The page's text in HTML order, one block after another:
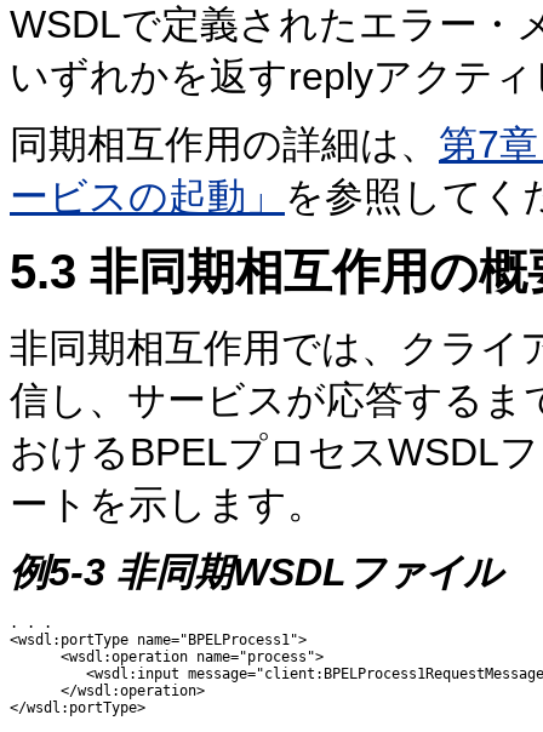
WSDLで定義されたエラー・
いずれかを返すreplyアクテ
同期相互作用の詳細は、 第7
ービスの起動」 を参照してく
5.3 非同期相互作用の概
非同期相互作用では、クラ
信し、サービスが応答するま
おけるBPELプロセスWSDL
ートを示します。
例5-3 非同期WSDLファイル
. . .
<wsdl:portType name="BPELProcess1">
      <wsdl:operation name="process">
<wsdl:input
      </wsdl:operation>
</wsdl:portType>